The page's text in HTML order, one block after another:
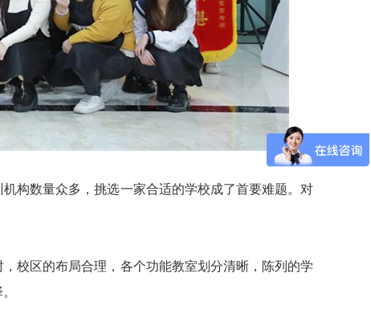
构数量众多，挑选一家合适的学校成了首要难题。对
校区的布局合理，各个功能教室划分清晰，陈列的学